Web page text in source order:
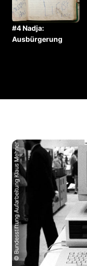
#4 Nadja:
Ausbürgerung